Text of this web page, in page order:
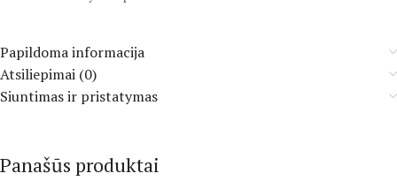
Papildoma informacija
Atsiliepimai (0)
Siuntimas ir pristatymas
Panašūs produktai